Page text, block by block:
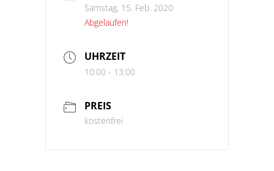
Samstag, 15. Feb. 2020
Abgelaufen!
UHRZEIT
10:00 - 13:00
PREIS
kostenfrei